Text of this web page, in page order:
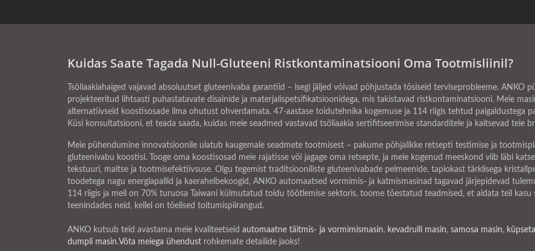
Kuidas Saate Tagada Null-Gluteeni Ristkontaminatsiooni Oma Tootmisliinil?
Tsöliaakiahaiged vajavad absoluutset gluteenivaba garantiid – isegi jäljed võivad põhjustada tõsiseid terviseprobleeme. ANKO
projekteeritud lihtsasti puhastatavate disainide ja materjalispetsifikatsioonidega, mis takistavad ristkontaminatsiooni. Meie
alternatiivseid koostisosade ilma ohutust ohverdamata. 47-aastase toidutehnika kogemuse ja 114 riigis tehtud paigaldustega
Küsi konsultatsiooni, et teada saada, kuidas meie seadmed vastavad tsöliaakia sertifitseerimise standarditele ja kaitsevad teie
Meie pühendumine innovatsioonile ulatub kaugemale seadmete tootmisest – pakume põhjalikke retsepti testimise ja
gluteenivabu koostisi. Tooge oma koostisosad meie rajatisse või jagage oma retsepte, ja meie kogenud meeskond viib läbi
tekstuuri, maitse ja tootmisefektiivsuse. Olgu tegemist traditsiooniliste gluteenivabade pelmeenide, tapiokast tärklisega
toodetega nagu energiapallid ja kaerahelbekoogid, ANKO automaatsed vormimis- ja katmismasinad tagavad järjepidevad
114 riigis ja meil on 70% turuosa Taiwani külmutatud toidu töötlemise sektoris, toome tõestatud teadmised, et aidata teil kasu
teenindades neid, kellel on tõelised toitumispiirangud.
ANKO kutsub teid avastama meie kvaliteetseid automaatne täitmis- ja vormimismasin, kevadrulli masin, samosa masin,
dumpli masin.Võta meiega ühendust rohkemate detailide jaoks!